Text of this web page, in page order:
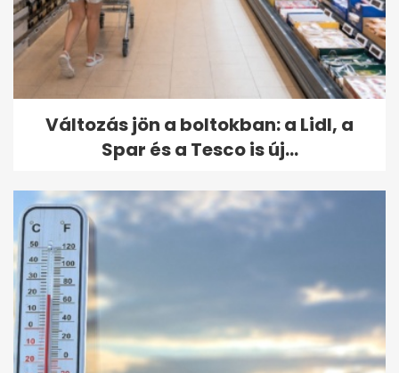
Változás jön a boltokban: a Lidl, a
Spar és a Tesco is új...